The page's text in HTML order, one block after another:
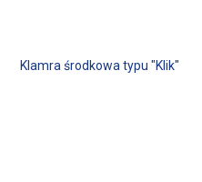
Klamra środkowa typu "Klik"